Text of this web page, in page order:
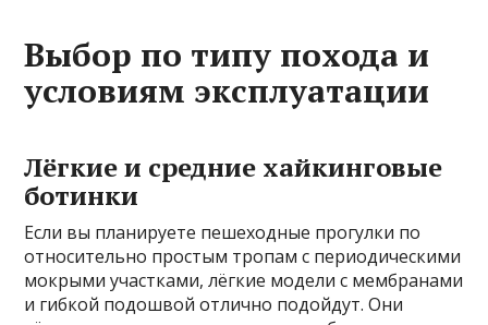
Выбор по типу похода и
условиям эксплуатации
Лёгкие и средние хайкинговые
ботинки
Если вы планируете пешеходные прогулки по
относительно простым тропам с периодическими
мокрыми участками, лёгкие модели с мембранами
и гибкой подошвой отлично подойдут. Они